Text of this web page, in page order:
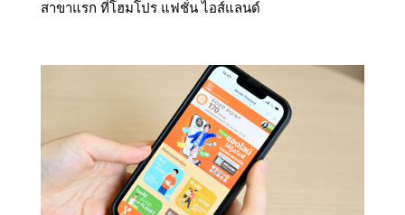
สาขาแรก ที่โฮมโปร แฟชั่น ไอส์แลนด์